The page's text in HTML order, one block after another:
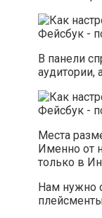
В панели
аудитории,
Места
Именно от
только в
Нам нужно